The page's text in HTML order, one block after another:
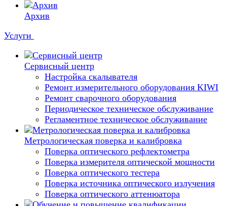
Архив
Услуги
Сервисный центр
Настройка скалывателя
Ремонт измерительного оборудования KIWI
Ремонт сварочного оборудования
Периодическое техническое обслуживание
Регламентное техническое обслуживание
Метрологическая поверка и калибровка
Поверка оптического рефлектометра
Поверка измерителя оптической мощности
Поверка оптического тестера
Поверка источника оптического излучения
Поверка оптического аттенюатора